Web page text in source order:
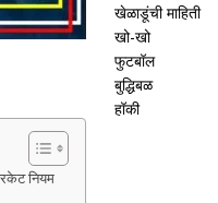
नियम
खेळाडूंची माहिती
खो-खो
फुटबॉल
बुद्धिबळ
हॉकी